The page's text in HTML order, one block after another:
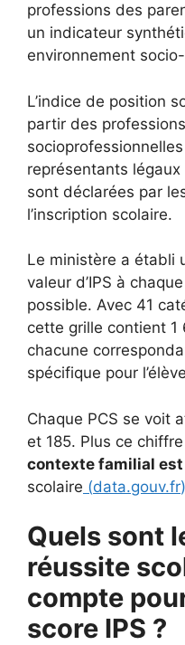
professions des
un indicateur
environnement
L’indice de position
partir des
représentants légaux
sont déclarées par
l’inscription scolaire.
Le ministère a établi
valeur d’IPS à
possible. Avec 41
cette grille contient 1
chacune
spécifique pour
Chaque PCS se voit
et 185. Plus ce
contexte familial
scolaire (data.gouv.fr)
Quels sont
réussite
compte
score IPS ?